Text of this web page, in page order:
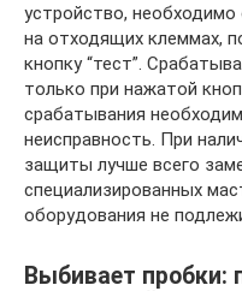
устройство,
на отходящих клеммах,
кнопку “тест”.
только при нажатой
срабатывания
неисправность. При
защиты лучше всего
специализированных
оборудования не
Выбивает пробки: